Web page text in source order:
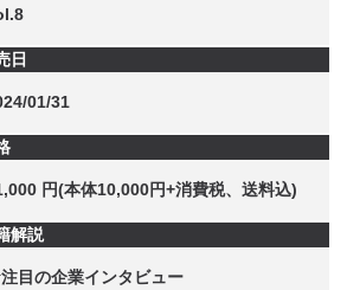
日
01/31
円(本体10,000円+消費税、送料込)
解説
目の企業インタビュー